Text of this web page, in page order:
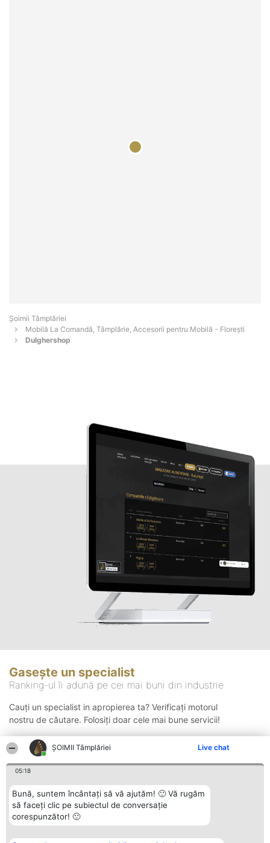
ȘOIMII Tâmplăriei Live chat
05:18
Bună, suntem încântați să vă ajutăm! 🙂 Vă rugăm
să faceți clic pe subiectul de conversație
corespunzător! 🙂
Șoimii Tâmplăriei
Mobilă La Comandă, Tâmplărie, Accesorii pentru Mobilă - Floreşti
Dulghershop
Gasește un specialist
Ranking-ul îi adună pe cei mai buni din industrie
Cauți un specialist in apropierea ta? Verificați motorul
nostru de căutare. Folosiți doar cele mai bune servicii!